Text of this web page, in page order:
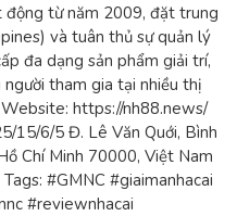
từ năm 2009, đặt trung
và tuân thủ sự quản lý
đa dạng sản phẩm giải trí,
tham gia tại nhiều thị
https://nh88.news/
15/6/5 Đ. Lê Văn Quới, Bình
Chí Minh 70000, Việt Nam
#GMNC #giaimanhacai
#reviewnhacai